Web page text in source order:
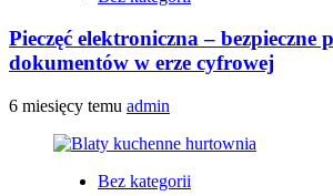
Pieczęć elektroniczna – bezpieczne
dokumentów w erze cyfrowej
6 miesięcy temu admin
Bez kategorii